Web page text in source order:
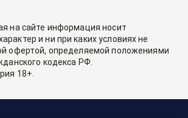
на сайте информация носит
и ни при каких условиях не
офертой, определяемой положениями
кодекса РФ.
18+.